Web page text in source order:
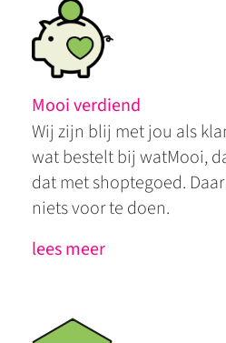
Mooi verdiend
Wij zijn blij met jou als
wat bestelt bij watMooi,
dat met shoptegoed.
niets voor te doen.
lees meer